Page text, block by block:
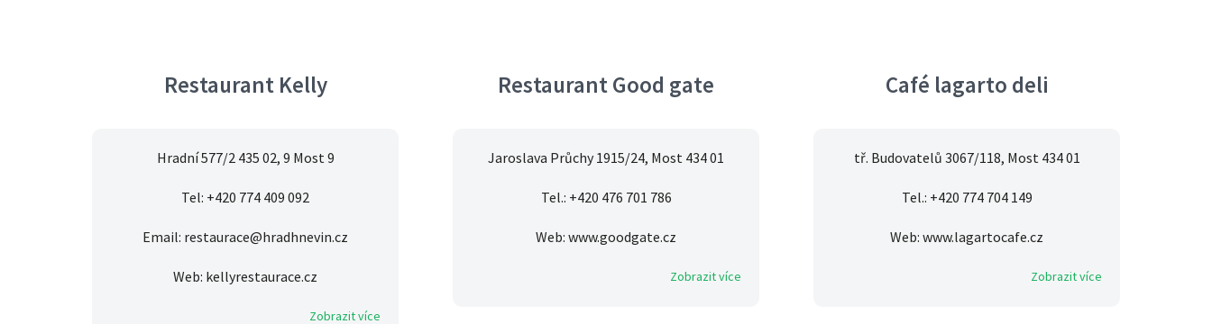
Restaurant Kelly
Hradní 577/2 435 02, 9 Most 9
Tel: +420 774 409 092
Email: restaurace@hradhnevin.cz
Web: kellyrestaurace.cz
Zobrazit více
Restaurant Good gate
Jaroslava Průchy 1915/24, Most 434 01
Tel.: +420 476 701 786
Web: www.goodgate.cz
Zobrazit více
Café lagarto deli
tř. Budovatelů 3067/118, Most 434 01
Tel.: +420 774 704 149
Web: www.lagartocafe.cz
Zobrazit více